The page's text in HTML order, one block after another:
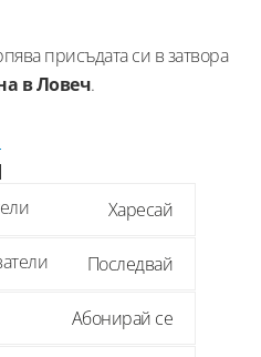
присъдата си в затвора
в Ловеч.
Харесай
Последвай
Абонирай се